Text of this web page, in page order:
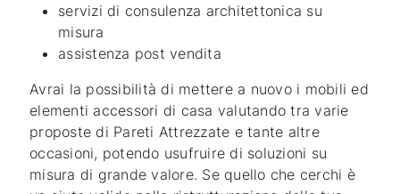
servizi di consulenza architettonica su
misura
assistenza post vendita
Avrai la possibilità di mettere a nuovo i mobili ed
elementi accessori di casa valutando tra varie
proposte di Pareti Attrezzate e tante altre
occasioni, potendo usufruire di soluzioni su
misura di grande valore. Se quello che cerchi è